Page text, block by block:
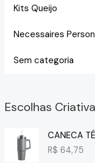
Kits Queijo
Necessaires
Sem categoria
Escolhas
CANECA
R$ 64,75